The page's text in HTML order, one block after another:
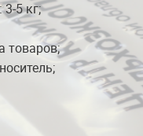
5 кг;
товаров;